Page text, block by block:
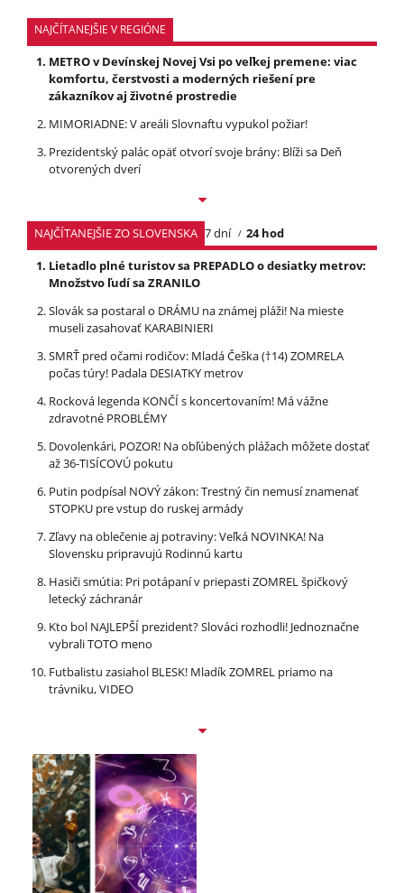
NAJČÍTANEJŠIE V REGIÓNE
METRO v Devínskej Novej Vsi po veľkej premene: viac
komfortu, čerstvosti a moderných riešení pre
zákazníkov aj životné prostredie
MIMORIADNE: V areáli Slovnaftu vypukol požiar!
Prezidentský palác opäť otvorí svoje brány: Blíži sa Deň
otvorených dverí
NAJČÍTANEJŠIE ZO SLOVENSKA 7 dní
24 hod
Lietadlo plné turistov sa PREPADLO o desiatky metrov:
Množstvo ľudí sa ZRANILO
Slovák sa postaral o DRÁMU na známej pláži! Na mieste
museli zasahovať KARABINIERI
SMRŤ pred očami rodičov: Mladá Češka (†14) ZOMRELA
počas túry! Padala DESIATKY metrov
Rocková legenda KONČÍ s koncertovaním! Má vážne
zdravotné PROBLÉMY
Dovolenkári, POZOR! Na obľúbených plážach môžete dostať
až 36-TISÍCOVÚ pokutu
Putin podpísal NOVÝ zákon: Trestný čin nemusí znamenať
STOPKU pre vstup do ruskej armády
Zľavy na oblečenie aj potraviny: Veľká NOVINKA! Na
Slovensku pripravujú Rodinnú kartu
Hasiči smútia: Pri potápaní v priepasti ZOMREL špičkový
letecký záchranár
Kto bol NAJLEPŠÍ prezident? Slováci rozhodli! Jednoznačne
vybrali TOTO meno
Futbalistu zasiahol BLESK! Mladík ZOMREL priamo na
trávniku, VIDEO